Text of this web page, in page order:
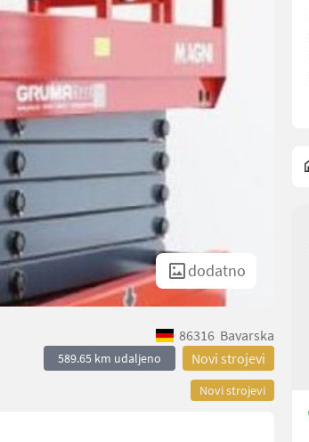
dodatno
86316 Bavarska
589.65 km udaljeno Novi strojevi
Novi strojevi